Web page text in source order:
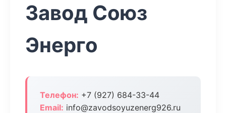
Завод Союз
Энерго
Телефон: +7 (927) 684-33-44
Email: info@zavodsoyuzenerg926.ru